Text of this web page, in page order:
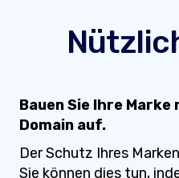
Bauen Sie Ihre Marke
Domain auf.
Der Schutz Ihres
Sie können dies tun,